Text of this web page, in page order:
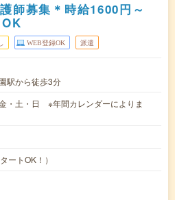
師募集＊時給1600円～
WEB登録OK 派遣
駅から徒歩3分
・土・日 ※年間カレンダーによりま
ートOK！）